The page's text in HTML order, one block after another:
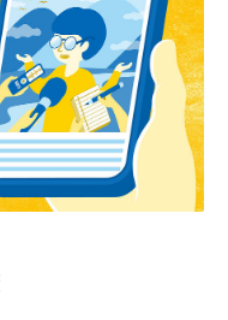
手互惠互利。一方面沙
油之外期待在全球範
煉產品的世界參與
得以藉機將由於低油
目開發。同時沙基工